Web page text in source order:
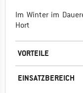
Im Winter im
Hort
VORTEILE
EINSATZBEREICH